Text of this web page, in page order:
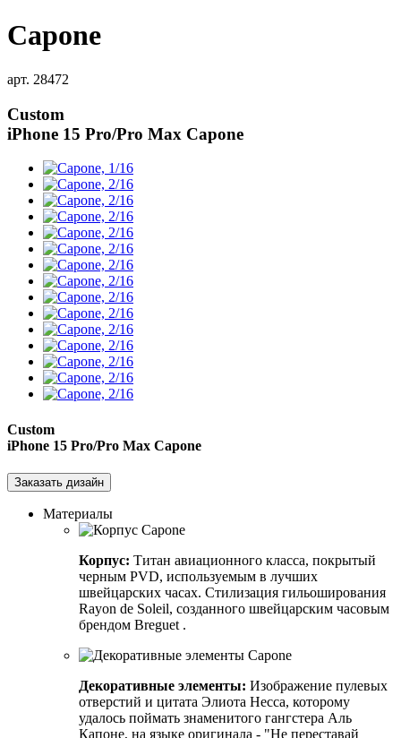
Capone
арт. 28472
Custom
iPhone 15 Pro/Pro Max Capone
Custom
iPhone 15 Pro/Pro Max Capone
Заказать дизайн
Материалы
Корпус: Титан авиационного класса, покрытый
черным PVD, используемым в лучших
швейцарских часах. Стилизация гильоширования
Rayon de Soleil, созданного швейцарским часовым
брендом Breguet .
Декоративные элементы: Изображение пулевых
отверстий и цитата Элиота Несса, которому
удалось поймать знаменитого гангстера Аль
Капоне, на языке оригинала - "Не переставай